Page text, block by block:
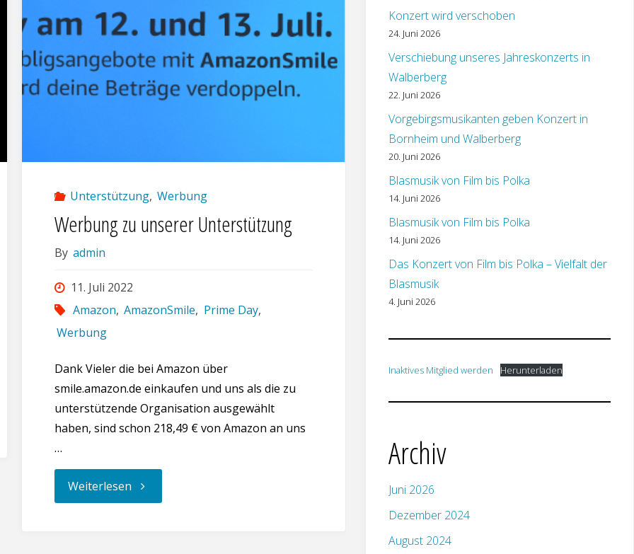
Unterstützung, Werbung
Werbung zu unserer Unterstützung
By admin
11. Juli 2022
Amazon, AmazonSmile, Prime Day,
Werbung
Dank Vieler die bei Amazon über
smile.amazon.de einkaufen und uns als die zu
unterstützende Organisation ausgewählt
haben, sind schon 218,49 € von Amazon an uns
…
Weiterlesen"Werbung
Konzert wird verschoben
24. Juni 2026
Verschiebung unseres Jahreskonzerts in
Walberberg
22. Juni 2026
Vorgebirgsmusikanten geben Konzert in
Bornheim und Walberberg
20. Juni 2026
Blasmusik von Film bis Polka
14. Juni 2026
Blasmusik von Film bis Polka
14. Juni 2026
Das Konzert von Film bis Polka – Vielfalt der
Blasmusik
4. Juni 2026
Inaktives Mitglied werden Herunterladen
Archiv
Juni 2026
Dezember 2024
August 2024